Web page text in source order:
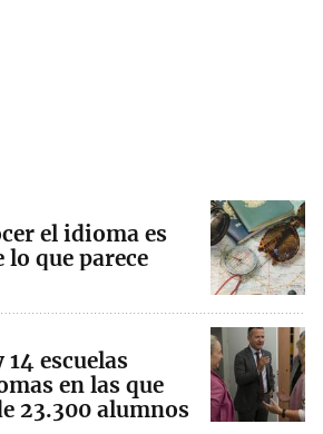
el idioma es
lo que parece
escuelas
en las que
23.300 alumnos